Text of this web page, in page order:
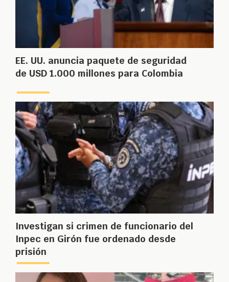
EE. UU. anuncia paquete de seguridad
de USD 1.000 millones para Colombia
Investigan si crimen de funcionario del
Inpec en Girón fue ordenado desde
prisión